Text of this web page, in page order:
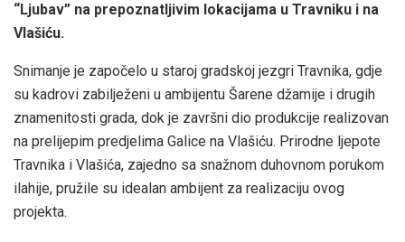
“Ljubav” na prepoznatljivim lokacijama u Travniku i na
Vlašiću.
Snimanje je započelo u staroj gradskoj jezgri Travnika, gdje
su kadrovi zabilježeni u ambijentu Šarene džamije i drugih
znamenitosti grada, dok je završni dio produkcije realizovan
na prelijepim predjelima Galice na Vlašiću. Prirodne ljepote
Travnika i Vlašića, zajedno sa snažnom duhovnom porukom
ilahije, pružile su idealan ambijent za realizaciju ovog
projekta.